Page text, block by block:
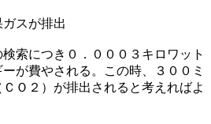
スが排出
索につき０．０００３キロワット
が費やされる。この時、３００ミ
Ｏ２）が排出されると考えればよ